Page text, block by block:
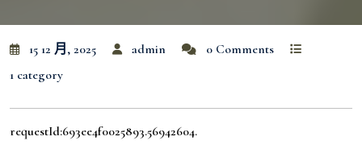
15 12 月, 2025 admin
0 Comments
1 category
requestId:693ee4f0025893.56942604.